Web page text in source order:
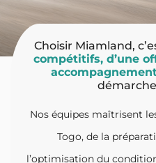
Choisir Miamland,
compétitifs, d’une
Nos équipes maîtrisent
Togo, de la
l’optimisation du